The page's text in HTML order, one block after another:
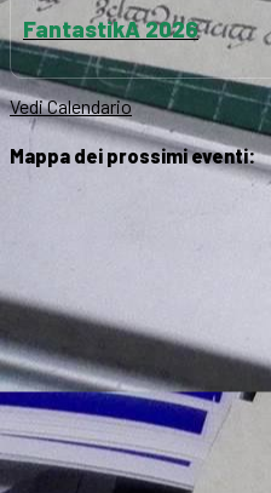
FantastikA 2026
Vedi Calendario
Mappa dei prossimi eventi: